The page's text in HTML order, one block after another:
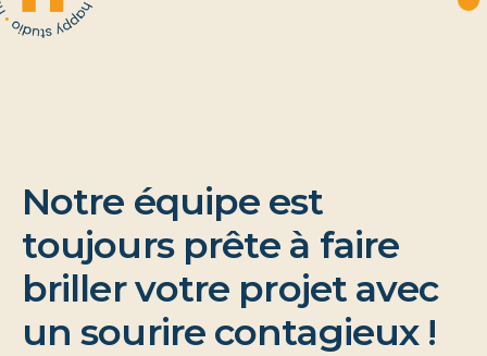
Notre équipe est
toujours prête à faire
brillervotre projet avec
un sourire contagieux !